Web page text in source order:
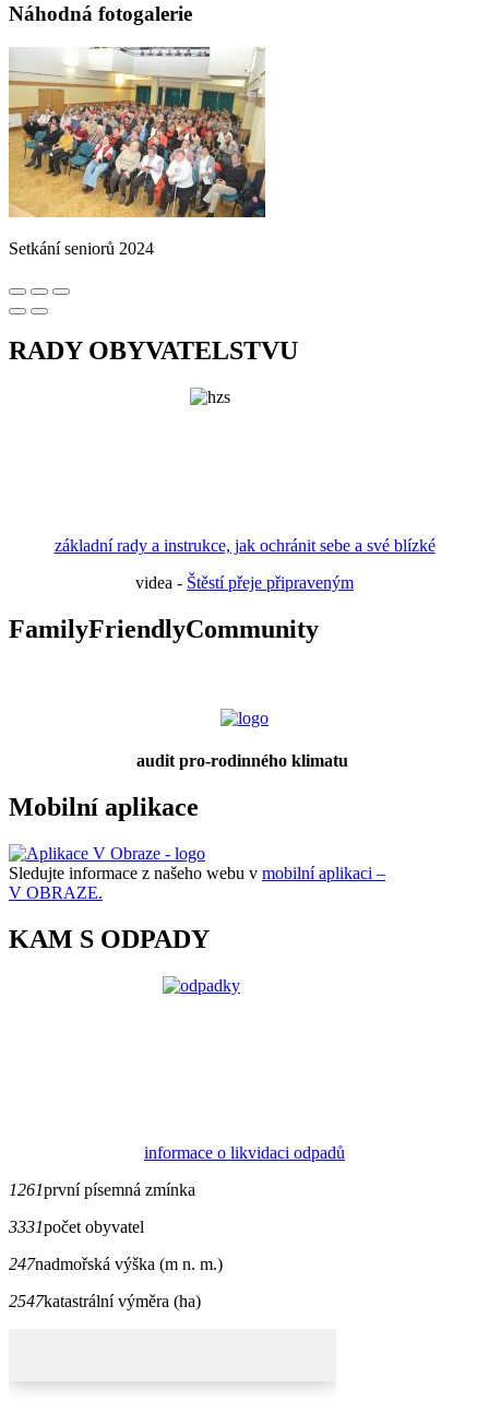
Náhodná fotogalerie
Setkání seniorů 2024
RADY OBYVATELSTVU
základní rady a instrukce, jak ochránit sebe a své blízké
videa - Štěstí přeje připraveným
FamilyFriendlyCommunity
audit pro-rodinného klimatu
Mobilní aplikace
Sledujte informace z našeho webu v mobilní aplikaci –
V OBRAZE.
KAM S ODPADY
informace o likvidaci odpadů
1261první písemná zmínka
3331počet obyvatel
247nadmořská výška (m n. m.)
2547katastrální výměra (ha)